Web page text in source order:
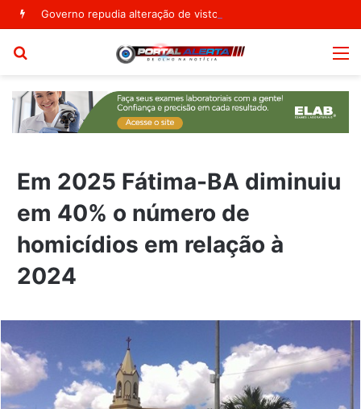
Em 2025 Fátima-BA diminuiu
em 40% o número de
homicídios em relação à
2024